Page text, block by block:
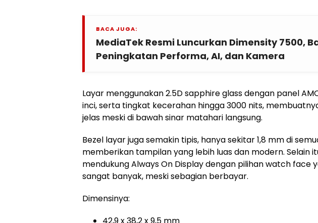
BACA JUGA:
MediaTek Resmi Luncurkan Dimensity 7500,
Peningkatan Performa, AI, dan Kamera
Layar menggunakan 2.5D sapphire glass dengan panel
inci, serta tingkat kecerahan hingga 3000 nits,
jelas meski di bawah sinar matahari langsung.
Bezel layar juga semakin tipis, hanya sekitar 1,8 mm di
memberikan tampilan yang lebih luas dan modern. Selain
mendukung Always On Display dengan pilihan watch face
sangat banyak, meski sebagian berbayar.
Dimensinya: